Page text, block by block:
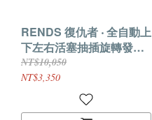
RENDS 復仇者 ‧ 全自動上
下左右活塞抽插旋轉發音
叫床電動自慰杯-新一代顛
覆來襲 震撼上市
NT$10,050
NT$3,350